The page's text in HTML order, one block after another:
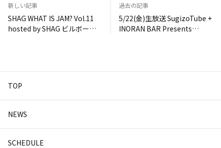
新しい記事
SHAG WHAT IS JAM? Vol.11
hosted by SHAG ビルボード
過去の記事
5/22(金)生放送 SugizoTube +
INORAN BAR Presents
TOP
NEWS
SCHEDULE